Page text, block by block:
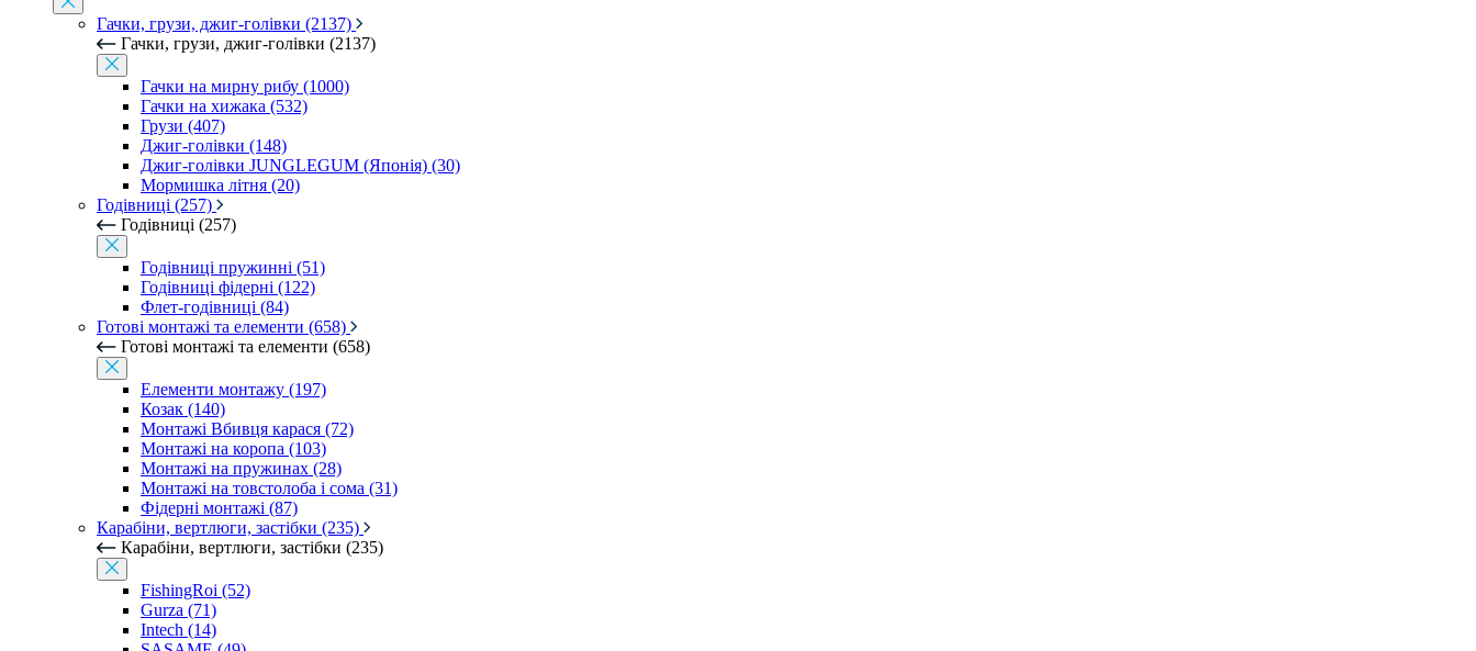
Гачки, грузи, джиг-голівки (2137)
Гачки, грузи, джиг-голівки (2137)
Гачки на мирну рибу (1000)
Гачки на хижака (532)
Грузи (407)
Джиг-голівки (148)
Джиг-голівки JUNGLEGUM (Японія) (30)
Мормишка літня (20)
Годівниці (257)
Годівниці (257)
Годівниці пружинні (51)
Годівниці фідерні (122)
Флет-годівниці (84)
Готові монтажі та елементи (658)
Готові монтажі та елементи (658)
Елементи монтажу (197)
Козак (140)
Монтажі Вбивця карася (72)
Монтажі на коропа (103)
Монтажі на пружинах (28)
Монтажі на товстолоба і сома (31)
Фідерні монтажі (87)
Карабіни, вертлюги, застібки (235)
Карабіни, вертлюги, застібки (235)
FishingRoi (52)
Gurza (71)
Intech (14)